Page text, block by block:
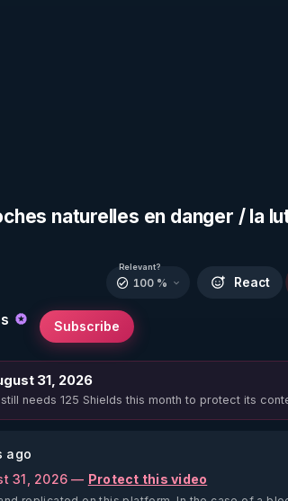
naturelles en danger / la
Subscribe
Relevant?
100 % React
31, 2026
still needs 125 Shields this month to protect its
ago
31, 2026 — Protect this video